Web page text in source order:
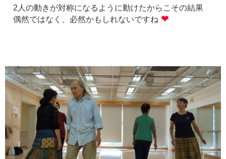
2人の動きが対称になるように動けたからこその結果
偶然ではなく、必然かもしれないですね ❤